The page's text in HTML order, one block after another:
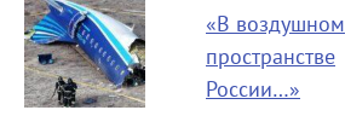
«В воздушном
пространстве
России…»